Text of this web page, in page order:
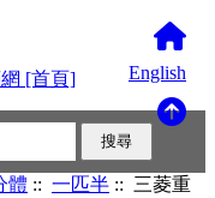
English
體 :: 一匹半 :: 三菱重